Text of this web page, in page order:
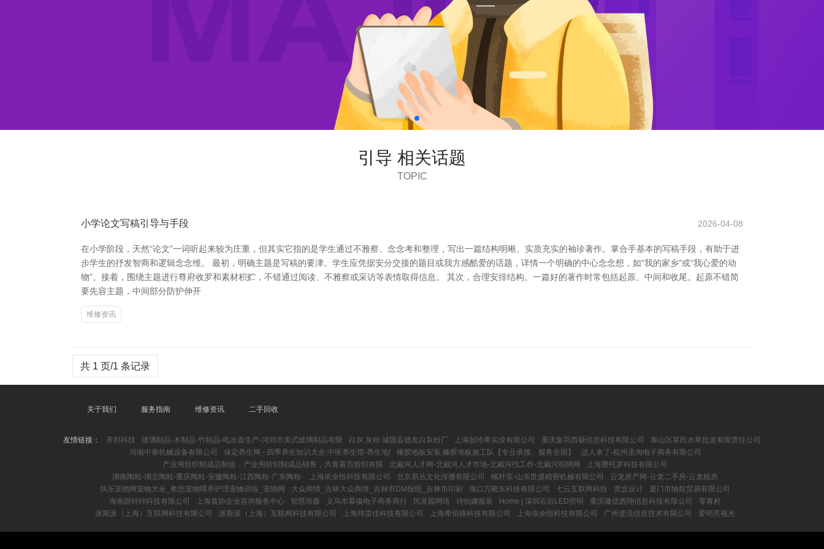
引导 相关话题
TOPIC
小学论文写稿引导与手段 2026-04-08
在小学阶段，天然“论文”一词听起来较为庄重，但其实它指的是学生通过不雅察、念念考和整理，写出一篇结构明晰、实质充实的袖珍著作。掌合手基本的写稿手段，有助于进
步学生的抒发智商和逻辑念念维。 最初，明确主题是写稿的要津。学生应凭据安分交接的题目或我方感酷爱的话题，详情一个明确的中心念念想，如“我的家乡”或“我心爱的动
物”。接着，围绕主题进行尊府收罗和素材积贮，不错通过阅读、不雅察或采访等表情取得信息。 其次，合理安排结构。一篇好的著作时常包括起原、中间和收尾。起原不错简
要先容主题，中间部分防护伸开
维修资讯
共 1 页/1 条记录
关于我们 服务指南 维修资讯 二手回收
友情链接： 齐邦科技 玻璃制品-木制品-竹制品-电水壶生产-河间市美式玻璃制品有限 白灰 灰粉 城固县德友白灰粉厂 上海韶玲希实业有限公司 重庆集羽西硕信息科技有限公司
泰山区莱民水果批发有限责任公司
河南中泰机械设备有限公司
保定养生网 - 四季养生知识大全,中医养生馆-养生地! 橡胶地板安装,橡胶地板施工队【专业承接、服务全国】
达人来了-杭州圣淘电子商务有限公司
产业用纺织制成品制造，产业用纺织制成品销售，共青暮百纺织有限
北戴河人才网-北戴河人才市场-北戴河找工作-北戴河招聘网
上海费托罗科技有限公司
湖南陶粒-湖北陶粒-重庆陶粒-安徽陶粒-江西陶粒-广东陶粒-
上海依余恒科技有限公司 北京易丛文化传播有限公司 螺杆泵-山东世盛精密机械有限公司
云龙房产网-云龙二手房-云龙租房
快乐宠物网宠物大全_教您宠物喂养护理宠物训练_宠物网
大众商情_吉林大众商情_吉林市DM报纸_吉林市印刷 海口万晓东科技有限公司 七云互联网科技 宽盒设计
厦门市纳煊贸易有限公司
海南甜锌锌科技有限公司
上海翕协企业咨询服务中心 智慧培森 义乌市慕顷电子商务商行 民富园网络 诗怡娜服装 Home | 深圳石岩LED照明 重庆隆优西翔信息科技有限公司
零青籽
派斯派（上海）互联网科技有限公司
派斯派（上海）互联网科技有限公司 上海玮雷佳科技有限公司 上海希佰格科技有限公司 上海依余恒科技有限公司 广州逆流信息技术有限公司 爱明亮视光